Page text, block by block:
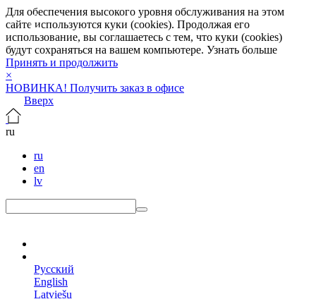
Для обеспечения высокого уровня обслуживания на этом
сайте используются куки (cookies). Продолжая его
использование, вы соглашаетесь с тем, что куки (cookies)
будут сохраняться на вашем компьютере. Узнать больше
Принять и продолжить
×
НОВИНКА! Получить заказ в офисе
Вверх
ru
ru
en
lv
Русский
English
Latviešu